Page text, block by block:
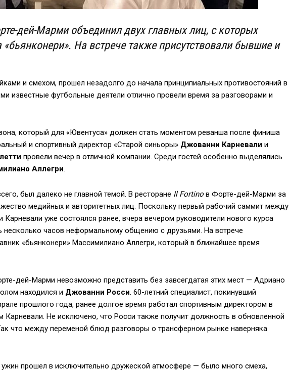
дей-Марми объединил двух главных лиц, с которых
«бьянконери». На встрече также присутствовали бывшие и
и смехом, прошел незадолго до начала принципиальных противостояний в
известные футбольные деятели отлично провели время за разговорами и
который для «Ювентуса» должен стать моментом реванша после финиша
и спортивный директор «Старой синьоры» Джованни Карневали и
провели вечер в отличной компании. Среди гостей особенно выделялись
Аллегри.
был далеко не главной темой. В ресторане Il Fortino в Форте-дей-Марми за
медийных и авторитетных лиц. Поскольку первый рабочий саммит между
уже состоялся ранее, вчера вечером руководители нового курса
несколько часов неформальному общению с друзьями. На встрече
«бьянконери» Массимилиано Аллегри, который в ближайшее время
дей-Марми невозможно представить без завсегдатая этих мест — Адриано
находился и Джованни Росси. 60-летний специалист, покинувший
прошлого года, ранее долгое время работал спортивным директором в
Карневали. Не исключено, что Росси также получит должность в обновленной
что между переменой блюд разговоры о трансферном рынке наверняка
прошел в исключительно дружеской атмосфере — было много смеха,